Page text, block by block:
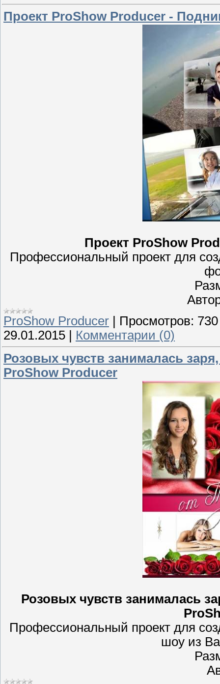
Проект ProShow Producer -
Проект ProShow
Профессиональный проект для
ProShow Producer | Просмотров: 730
29.01.2015 | Комментарии (0)
Розовых чувств занималась
ProShow Producer
Розовых чувств занималась
Профессиональный проект для
шоу из